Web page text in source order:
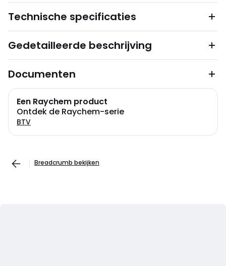
Technische specificaties
Gedetailleerde beschrijving
Documenten
Een Raychem product
Ontdek de Raychem-serie
BTV
Breadcrumb bekijken